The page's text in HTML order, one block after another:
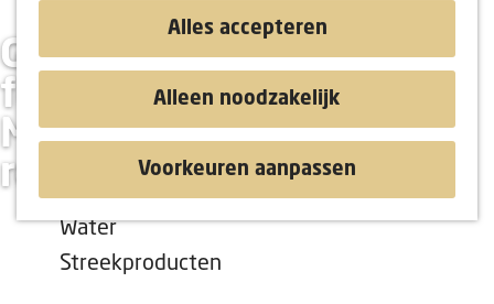
Alles accepteren
Alleen noodzakelijk
Voorkeuren aanpassen
r
e
o
m
t
e
n
Ontdekken
Blog & Tips
Stranden
Natuur
Water
Streekproducten
Gisteren een
foodtruckfestival,
Morgen naar een
rondleiding?